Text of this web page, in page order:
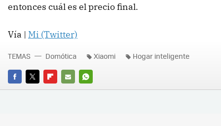
entonces cuál es el precio final.
Vía | Mi (Twitter)
FACEBOOK
TWITTERFLIPBOARD
E-
WHATSAPP
TEMAS Domótica Xiaomi Hogar inteligente